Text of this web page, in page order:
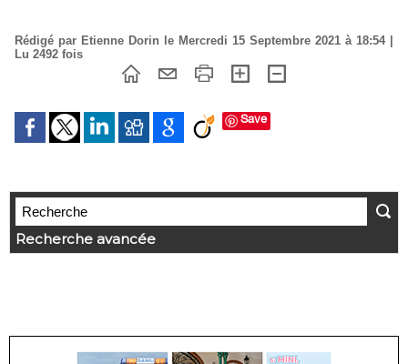
Rédigé par Etienne Dorin le Mercredi 15 Septembre 2021 à 18:54 |
Lu 2492 fois
Save
Recherche avancée